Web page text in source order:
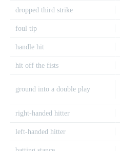
dropped third strike
foul tip
handle hit
hit off the fists
ground into a double play
right-handed hitter
left-handed hitter